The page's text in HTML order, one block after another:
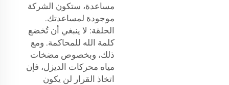
مساعدة، ستكون الشركة
موجودة لمساعدتك.
الحلقة: لا ينبغي أن تُخضع
كلمة الله للمحاكمة. ومع
ذلك، وبخصوص مضخات
مياه محركات الديزل، فإن
اتخاذ القرار لن يكون